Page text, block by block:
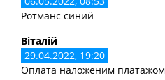
Ротманс синий
Віталій
29.04.2022, 19:20
Оплата наложеним платажом